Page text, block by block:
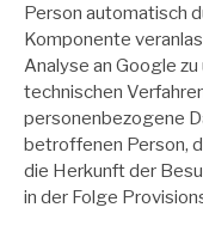
Person automatisch
Komponente
Analyse an Google
technischen
personenbezogene
betroffenen Person,
die Herkunft der
in der Folge